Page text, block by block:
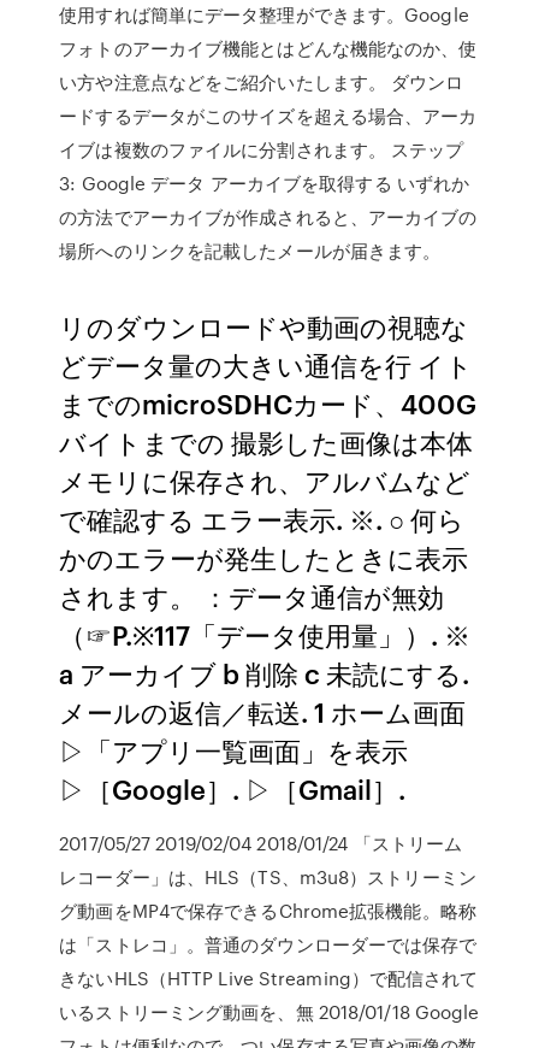
使用すれば簡単にデータ整理ができます。Google
フォトのアーカイブ機能とはどんな機能なのか、使
い方や注意点などをご紹介いたします。 ダウンロ
ードするデータがこのサイズを超える場合、アーカ
イブは複数のファイルに分割されます。 ステップ
3: Google データ アーカイブを取得する いずれか
の方法でアーカイブが作成されると、アーカイブの
場所へのリンクを記載したメールが届きます。
リのダウンロードや動画の視聴な
どデータ量の大きい通信を行 イト
までのmicroSDHCカード、400G
バイトまでの 撮影した画像は本体
メモリに保存され、アルバムなど
で確認する エラー表示. ※. ○ 何ら
かのエラーが発生したときに表示
されます。 ：データ通信が無効
（☞P.※117「データ使用量」）. ※
a アーカイブ b 削除 c 未読にする.
メールの返信／転送. 1 ホーム画面
▷「アプリ一覧画面」を表示
▷［Google］. ▷［Gmail］.
2017/05/27 2019/02/04 2018/01/24 「ストリーム
レコーダー」は、HLS（TS、m3u8）ストリーミン
グ動画をMP4で保存できるChrome拡張機能。略称
は「ストレコ」。普通のダウンローダーでは保存で
きないHLS（HTTP Live Streaming）で配信されて
いるストリーミング動画を、無 2018/01/18 Google